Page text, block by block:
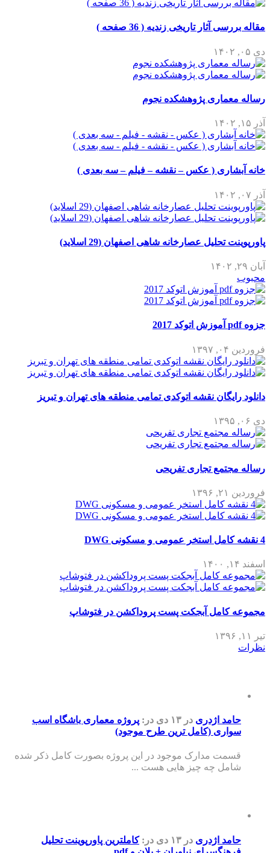
مقاله بررسی آثار تاریخی زندیه ( 36 صفحه )
دی ۰۵, ۱۴۰۲
رساله معماری پژوهشکده نجوم
آذر ۱۵, ۱۴۰۲
خانه آبشاری ( عکس – نقشه – فیلم – سه بعدی )
آذر ۰۷, ۱۴۰۲
پاورپوینت تحلیل عصارخانه شاهی اصفهان (29 اسلاید)
آبان ۲۹, ۱۴۰۲
محبوب
جزوه pdf آموزش اتوکد 2017
فروردین ۰۴, ۱۳۹۷
دانلود رایگان نقشه اتوکدی تمامی منطقه های تهران و تبریز
دی ۰۶, ۱۳۹۵
رساله مجتمع تجاری تفریحی
فروردین ۲۱, ۱۳۹۶
4 نقشه کامل استخر عمومی و مسکونی DWG
اسفند ۱۴, ۱۴۰۰
مجموعه کامل آبجکت پست پروداکشن در فتوشاپ
تیر ۱۱, ۱۳۹۶
نظرات
حامد اژدری در ۱۳ دی در: پروژه معماری باشگاه اسب
سواری (کامل ترین طرح موجود)
قسمت مدارک موجود در این پروژه بصورت کامل ذکر شده
شامل چه چیز هایی هست ...
حامد اژدری در ۱۳ دی در:کاملترین پاورپوینت تحلیل